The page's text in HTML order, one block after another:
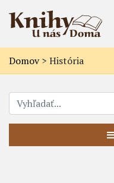
Domov> História